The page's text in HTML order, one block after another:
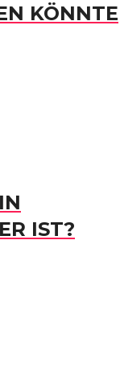
KÖNNTE
K
IST?